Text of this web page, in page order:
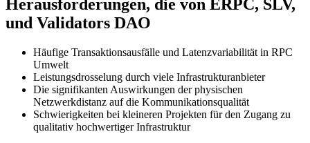
Herausforderungen, die von ERPC, SLV,
und Validators DAO
Häufige Transaktionsausfälle und Latenzvariabilität in RPC
Umwelt
Leistungsdrosselung durch viele Infrastrukturanbieter
Die signifikanten Auswirkungen der physischen
Netzwerkdistanz auf die Kommunikationsqualität
Schwierigkeiten bei kleineren Projekten für den Zugang zu
qualitativ hochwertiger Infrastruktur